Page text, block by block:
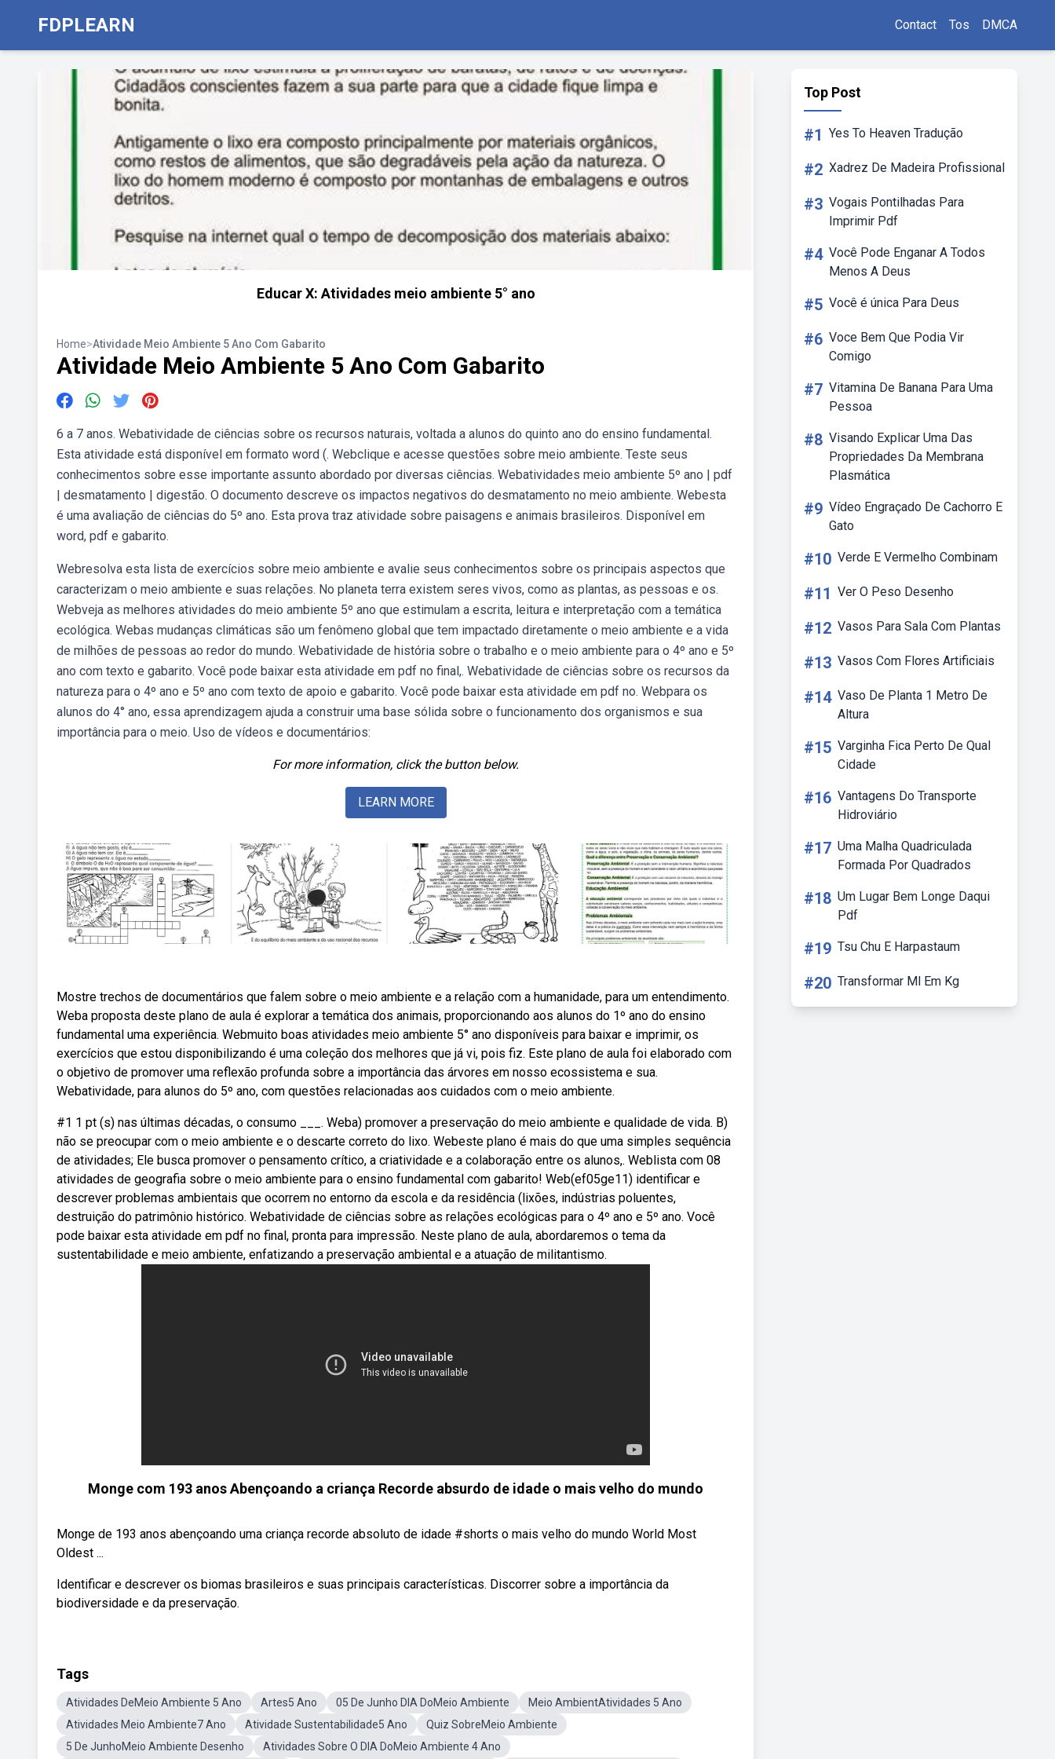
FDPLEARN Contact Tos DMCA
Educar X: Atividades meio ambiente 5° ano
Home>Atividade Meio Ambiente 5 Ano Com Gabarito
Atividade Meio Ambiente 5 Ano Com Gabarito
6 a 7 anos. Webatividade de ciências sobre os recursos naturais, voltada a alunos do quinto ano do ensino fundamental.
Esta atividade está disponível em formato word (. Webclique e acesse questões sobre meio ambiente. Teste seus
conhecimentos sobre esse importante assunto abordado por diversas ciências. Webatividades meio ambiente 5º ano | pdf
| desmatamento | digestão. O documento descreve os impactos negativos do desmatamento no meio ambiente. Webesta
é uma avaliação de ciências do 5º ano. Esta prova traz atividade sobre paisagens e animais brasileiros. Disponível em
word, pdf e gabarito.
Webresolva esta lista de exercícios sobre meio ambiente e avalie seus conhecimentos sobre os principais aspectos que
caracterizam o meio ambiente e suas relações. No planeta terra existem seres vivos, como as plantas, as pessoas e os.
Webveja as melhores atividades do meio ambiente 5º ano que estimulam a escrita, leitura e interpretação com a temática
ecológica. Webas mudanças climáticas são um fenômeno global que tem impactado diretamente o meio ambiente e a vida
de milhões de pessoas ao redor do mundo. Webatividade de história sobre o trabalho e o meio ambiente para o 4º ano e 5º
ano com texto e gabarito. Você pode baixar esta atividade em pdf no final,. Webatividade de ciências sobre os recursos da
natureza para o 4º ano e 5º ano com texto de apoio e gabarito. Você pode baixar esta atividade em pdf no. Webpara os
alunos do 4° ano, essa aprendizagem ajuda a construir uma base sólida sobre o funcionamento dos organismos e sua
importância para o meio. Uso de vídeos e documentários:
For more information, click the button below.
LEARN MORE
Mostre trechos de documentários que falem sobre o meio ambiente e a relação com a humanidade, para um entendimento.
Weba proposta deste plano de aula é explorar a temática dos animais, proporcionando aos alunos do 1º ano do ensino
fundamental uma experiência. Webmuito boas atividades meio ambiente 5° ano disponíveis para baixar e imprimir, os
exercícios que estou disponibilizando é uma coleção dos melhores que já vi, pois fiz. Este plano de aula foi elaborado com
o objetivo de promover uma reflexão profunda sobre a importância das árvores em nosso ecossistema e sua.
Webatividade, para alunos do 5º ano, com questões relacionadas aos cuidados com o meio ambiente.
#1 1 pt (s) nas últimas décadas, o consumo ___. Weba) promover a preservação do meio ambiente e qualidade de vida. B)
não se preocupar com o meio ambiente e o descarte correto do lixo. Webeste plano é mais do que uma simples sequência
de atividades; Ele busca promover o pensamento crítico, a criatividade e a colaboração entre os alunos,. Weblista com 08
atividades de geografia sobre o meio ambiente para o ensino fundamental com gabarito! Web(ef05ge11) identificar e
descrever problemas ambientais que ocorrem no entorno da escola e da residência (lixões, indústrias poluentes,
destruição do patrimônio histórico. Webatividade de ciências sobre as relações ecológicas para o 4º ano e 5º ano. Você
pode baixar esta atividade em pdf no final, pronta para impressão. Neste plano de aula, abordaremos o tema da
sustentabilidade e meio ambiente, enfatizando a preservação ambiental e a atuação de militantismo.
Monge com 193 anos Abençoando a criança Recorde absurdo de idade o mais velho do mundo
Monge de 193 anos abençoando uma criança recorde absoluto de idade #shorts o mais velho do mundo World Most
Oldest ...
Identificar e descrever os biomas brasileiros e suas principais características. Discorrer sobre a importância da
biodiversidade e da preservação.
Tags
Atividades DeMeio Ambiente 5 Ano Artes5 Ano 05 De Junho DIA DoMeio Ambiente
Meio AmbientAtividades 5 Ano
Atividades Meio Ambiente7 Ano
Atividade Sustentabilidade5 Ano
Quiz SobreMeio Ambiente
5 De JunhoMeio Ambiente Desenho
Atividades Sobre O DIA DoMeio Ambiente 4 Ano
Top Post
#1 Yes To Heaven Tradução
#2 Xadrez De Madeira Profissional
#3 Vogais Pontilhadas Para
Imprimir Pdf
#4 Você Pode Enganar A Todos
Menos A Deus
#5 Você é única Para Deus
#6 Voce Bem Que Podia Vir
Comigo
#7 Vitamina De Banana Para Uma
Pessoa
#8 Visando Explicar Uma Das
Propriedades Da Membrana
Plasmática
#9 Vídeo Engraçado De Cachorro E
Gato
#10 Verde E Vermelho Combinam
#11 Ver O Peso Desenho
#12 Vasos Para Sala Com Plantas
#13 Vasos Com Flores Artificiais
#14 Vaso De Planta 1 Metro De
Altura
#15 Varginha Fica Perto De Qual
Cidade
#16 Vantagens Do Transporte
Hidroviário
#17 Uma Malha Quadriculada
Formada Por Quadrados
#18 Um Lugar Bem Longe Daqui
Pdf
#19 Tsu Chu E Harpastaum
#20 Transformar Ml Em Kg